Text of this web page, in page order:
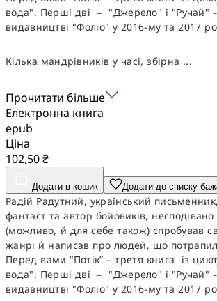
вода". Перші дві – "Джерело" і "Ручай"
видавництві "Фоліо" у 2016-му та 2017
Кілька мандрівників у часі, збірна ...
Прочитати більше
Електронна книга
epub
Ціна
102,50 ₴
Додати в кошик Додати до списку
Радій Радутний, український
фантаст та автор бойовиків, несподівано
(можливо, й для себе також) спробував
жанрі й написав про людей, що
Перед вами “Потік” – третя книга із
вода". Перші дві – "Джерело" і "Ручай"
видавництві "Фоліо" у 2016-му та 2017